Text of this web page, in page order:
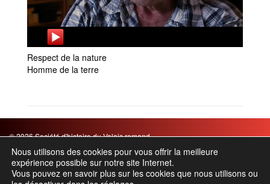
Respect de la nature
Homme de la terre
© 2026 Société d'histoire du Valais romand
Mentions légales
|
Chemin des Barrières 21 – Case postale 854 – 1920 Martigny
Tel. : +41 27 565 65 24 – Email : info(@)shvr.ch
Nous utilisons des cookies pour vous offrir la meilleure
expérience possible sur notre site Internet.
Vous pouvez en savoir plus sur les cookies que nous utilisons ou